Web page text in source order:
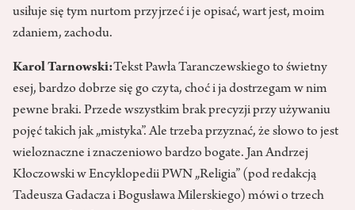
usiłuje się tym nurtom przyjrzeć i je opisać, wart jest, moim
zdaniem, zachodu.
Karol Tarnowski:Tekst Pawła Taranczewskiego to świetny
esej, bardzo dobrze się go czyta, choć i ja dostrzegam w nim
pewne braki. Przede wszystkim brak precyzji przy używaniu
pojęć takich jak „mistyka”. Ale trzeba przyznać, że słowo to jest
wieloznaczne i znaczeniowo bardzo bogate. Jan Andrzej
Kłoczowski w Encyklopedii PWN „Religia” (pod redakcją
Tadeusza Gadacza i Bogusława Milerskiego) mówi o trzech